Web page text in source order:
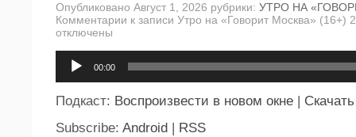
Опубликовано Август 1, 2026 рубрики: УТРО НА
Комментарии к записи Утро на «Говорит Москва» (16+)
отключены
00:00
Подкаст: Воспроизвести в новом окне
Скачать
Subscribe: Android RSS